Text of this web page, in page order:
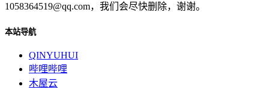
1058364519@qq.com，我们会尽快删除，谢谢。
本站导航
QINYUHUI
哔哩哔哩
木屋云